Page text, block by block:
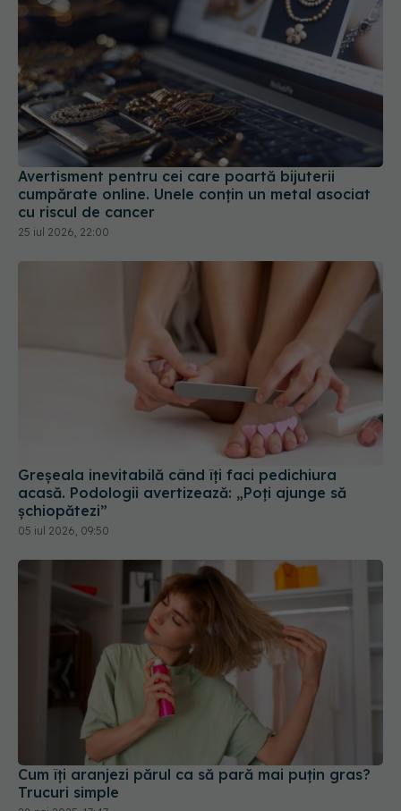
Avertisment pentru cei care poartă bijuterii
cumpărate online. Unele conțin un metal asociat
cu riscul de cancer
25 iul 2026, 22:00
Greșeala inevitabilă când îți faci pedichiura
acasă. Podologii avertizează: „Poți ajunge să
Cum îți aranjezi părul ca să pară mai puțin gras?
Trucuri simple